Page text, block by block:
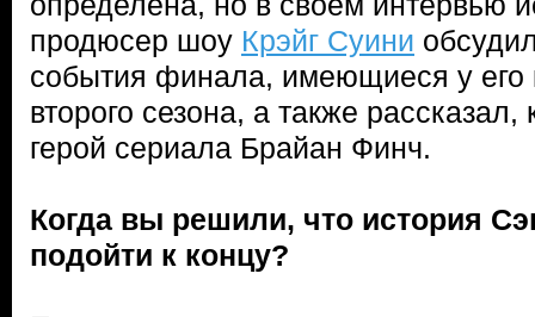
продюсер шоу Крэйг Суини
события финала, имеющиеся у
второго сезона, а также
герой сериала Брайан Финч.
Когда вы решили, что история
подойти к концу?